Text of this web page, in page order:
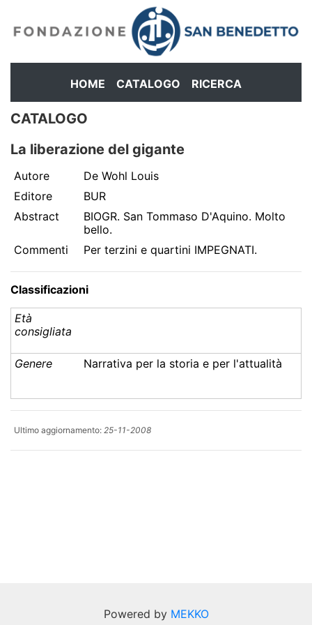
HOME CATALOGO RICERCA
CATALOGO
La liberazione del gigante
Autore
De Wohl Louis
Editore
BUR
Abstract
BIOGR. San Tommaso D'Aquino. Molto
bello.
Commenti
Per terzini e quartini IMPEGNATI.
Classificazioni
Età
consigliata
Genere Narrativa per la storia e per l'attualità
Ultimo aggiornamento: 25-11-2008
Powered by MEKKO